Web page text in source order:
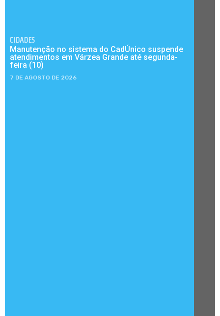
CIDADES
Manutenção no sistema do CadÚnico suspende
atendimentos em Várzea Grande até segunda-
feira (10)
7 DE AGOSTO DE 2026